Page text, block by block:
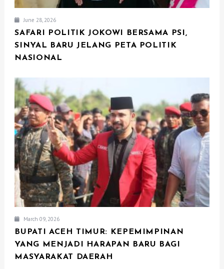
June 28, 2026
SAFARI POLITIK JOKOWI BERSAMA PSI,
SINYAL BARU JELANG PETA POLITIK
NASIONAL
March 09, 2026
BUPATI ACEH TIMUR: KEPEMIMPINAN
YANG MENJADI HARAPAN BARU BAGI
MASYARAKAT DAERAH